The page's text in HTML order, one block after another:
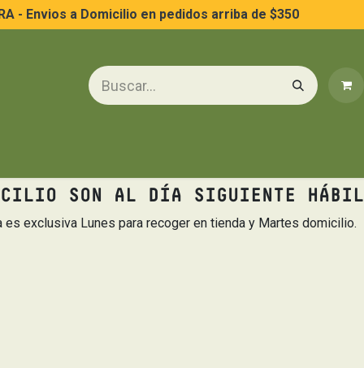
- Envios a Domicilio en pedidos arriba de $350
SON AL DÍA SIGUIENTE HÁBIL
es exclusiva Lunes para recoger en tienda y Martes domicilio.